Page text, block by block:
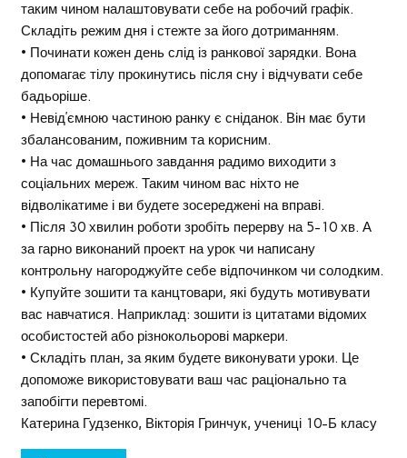
таким чином налаштовувати себе на робочий графік.
Складіть режим дня і стежте за його дотриманням.
• Починати кожен день слід із ранкової зарядки. Вона
допомагає тілу прокинутись після сну і відчувати себе
бадьоріше.
• Невід’ємною частиною ранку є сніданок. Він має бути
збалансованим, поживним та корисним.
• На час домашнього завдання радимо виходити з
соціальних мереж. Таким чином вас ніхто не
відволікатиме і ви будете зосереджені на вправі.
• Після 30 хвилин роботи зробіть перерву на 5-10 хв. А
за гарно виконаний проект на урок чи написану
контрольну нагороджуйте себе відпочинком чи солодким.
• Купуйте зошити та канцтовари, які будуть мотивувати
вас навчатися. Наприклад: зошити із цитатами відомих
особистостей або різнокольорові маркери.
• Складіть план, за яким будете виконувати уроки. Це
допоможе використовувати ваш час раціонально та
запобігти перевтомі.
Катерина Гудзенко, Вікторія Гринчук, учениці 10-Б класу